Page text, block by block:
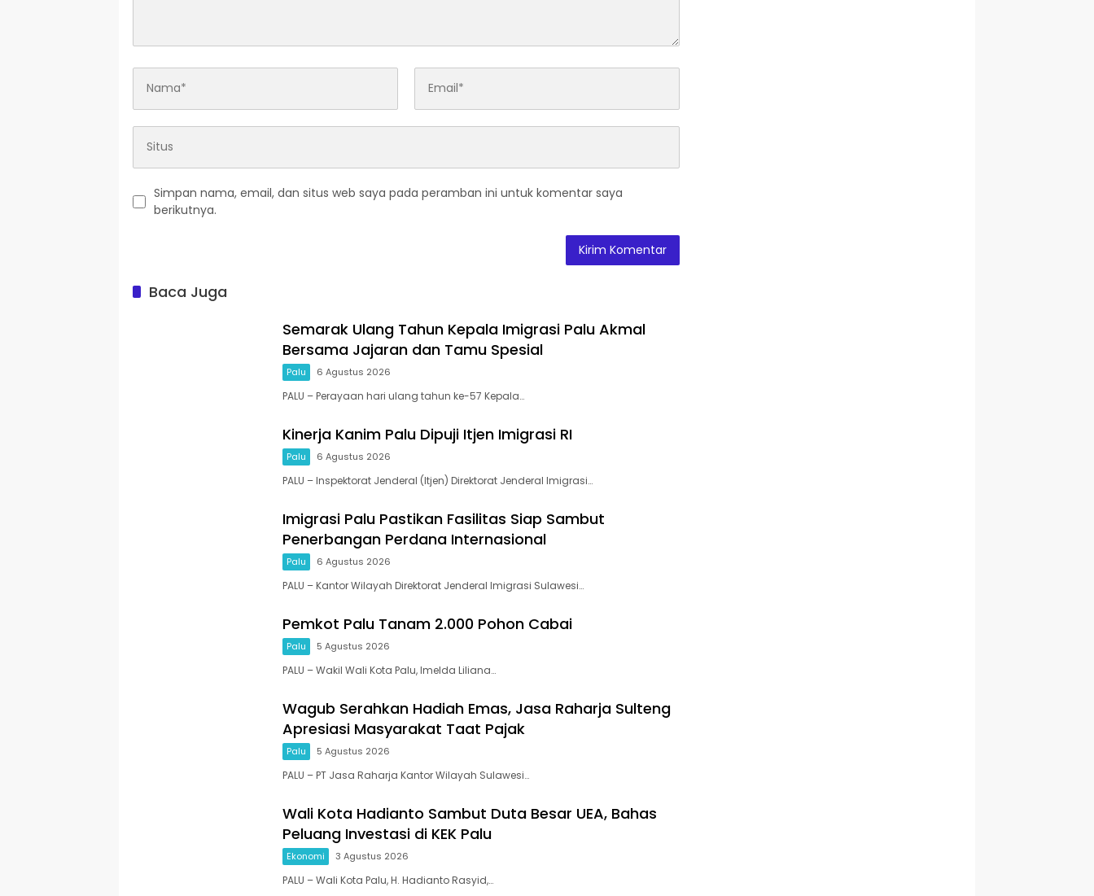
Simpan nama, email, dan situs web saya pada peramban ini untuk komentar saya
berikutnya.
Baca Juga
Semarak Ulang Tahun Kepala Imigrasi Palu Akmal
Bersama Jajaran dan Tamu Spesial
Palu 6 Agustus 2026
PALU – Perayaan hari ulang tahun ke-57 Kepala…
Kinerja Kanim Palu Dipuji Itjen Imigrasi RI
Palu 6 Agustus 2026
PALU – Inspektorat Jenderal (Itjen) Direktorat Jenderal Imigrasi…
Imigrasi Palu Pastikan Fasilitas Siap Sambut
Penerbangan Perdana Internasional
Palu 6 Agustus 2026
PALU – Kantor Wilayah Direktorat Jenderal Imigrasi Sulawesi…
Pemkot Palu Tanam 2.000 Pohon Cabai
Palu 5 Agustus 2026
PALU – Wakil Wali Kota Palu, Imelda Liliana…
Wagub Serahkan Hadiah Emas, Jasa Raharja Sulteng
Apresiasi Masyarakat Taat Pajak
Palu 5 Agustus 2026
PALU – PT Jasa Raharja Kantor Wilayah Sulawesi…
Wali Kota Hadianto Sambut Duta Besar UEA, Bahas
Peluang Investasi di KEK Palu
Ekonomi 3 Agustus 2026
PALU – Wali Kota Palu, H. Hadianto Rasyid,…